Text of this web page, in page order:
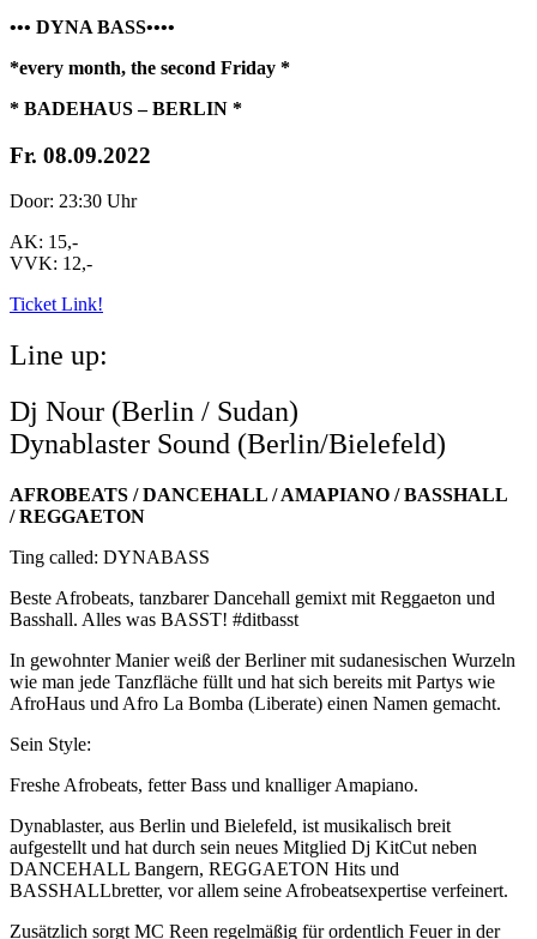
••• DYNA BASS••••
*every month, the second Friday *
* BADEHAUS – BERLIN *
Fr. 08.09.2022
Door: 23:30 Uhr
AK: 15,-
VVK: 12,-
Ticket Link!
Line up:
Dj Nour (Berlin / Sudan)
Dynablaster Sound (Berlin/Bielefeld)
AFROBEATS / DANCEHALL / AMAPIANO / BASSHALL
/ REGGAETON
Ting called: DYNABASS
Beste Afrobeats, tanzbarer Dancehall gemixt mit Reggaeton und
Basshall. Alles was BASST! #ditbasst
In gewohnter Manier weiß der Berliner mit sudanesischen Wurzeln
wie man jede Tanzfläche füllt und hat sich bereits mit Partys wie
AfroHaus und Afro La Bomba (Liberate) einen Namen gemacht.
Sein Style:
Freshe Afrobeats, fetter Bass und knalliger Amapiano.
Dynablaster, aus Berlin und Bielefeld, ist musikalisch breit
aufgestellt und hat durch sein neues Mitglied Dj KitCut neben
DANCEHALL Bangern, REGGAETON Hits und
BASSHALLbretter, vor allem seine Afrobeatsexpertise verfeinert.
Zusätzlich sorgt MC Reen regelmäßig für ordentlich Feuer in der